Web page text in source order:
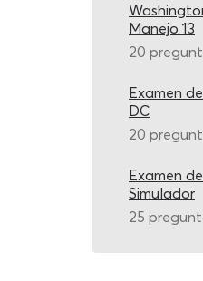
Manejo 13
20
Examen
DC
20
Examen
Simulador
25